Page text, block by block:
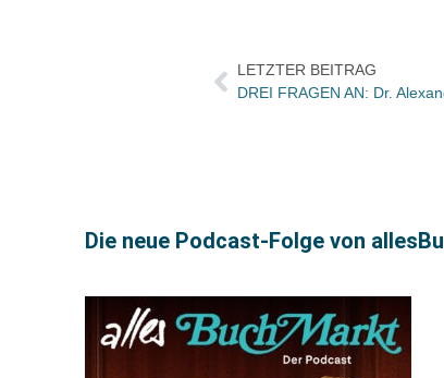
LETZTER BEITRAG
DREI FRAGEN AN: Dr.
Die neue Podcast-Folge von